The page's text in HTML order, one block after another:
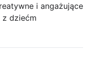
i angażujące
z dziećm